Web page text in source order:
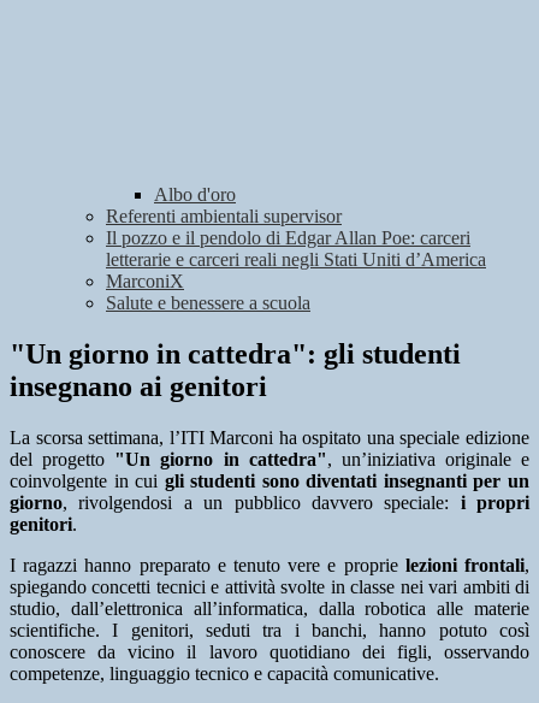
Albo d'oro
Referenti ambientali supervisor
Il pozzo e il pendolo di Edgar Allan Poe: carceri
letterarie e carceri reali negli Stati Uniti d’America
MarconiX
Salute e benessere a scuola
"Un giorno in cattedra": gli studenti
insegnano ai genitori
La scorsa settimana, l’ITI Marconi ha ospitato una speciale edizione
del progetto "Un giorno in cattedra", un’iniziativa originale e
coinvolgente in cui gli studenti sono diventati insegnanti per un
giorno, rivolgendosi a un pubblico davvero speciale: i propri
genitori.
I ragazzi hanno preparato e tenuto vere e proprie lezioni frontali,
spiegando concetti tecnici e attività svolte in classe nei vari ambiti di
studio, dall’elettronica all’informatica, dalla robotica alle materie
scientifiche. I genitori, seduti tra i banchi, hanno potuto così
conoscere da vicino il lavoro quotidiano dei figli, osservando
competenze, linguaggio tecnico e capacità comunicative.